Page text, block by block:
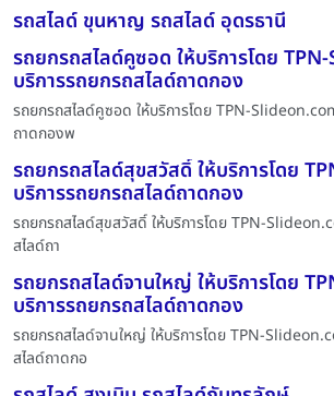
รถสไลด์ ขุนหาญ รถสไลด์ อุดรธานี
รถยกรถสไลด์คูซอด ให้บริการโดย
บริการรถยกรถสไลด์ถาดกอง
รถยกรถสไลด์คูซอด ให้บริการโดย TPN-
ถาดกองพ
รถยกรถสไลด์สุขสวัสดิ์ ให้บริการโดย
บริการรถยกรถสไลด์ถาดกอง
รถยกรถสไลด์สุขสวัสดิ์ ให้บริการโดย TPN-
สไลด์ถา
รถยกรถสไลด์จานใหญ่ ให้บริการโดย
บริการรถยกรถสไลด์ถาดกอง
รถยกรถสไลด์จานใหญ่ ให้บริการโดย TPN-
สไลด์ถาดกอ